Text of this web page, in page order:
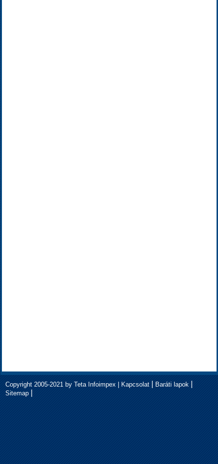
Copyright 2005-2021 by Teta Infoimpex | Kapcsolat| Baráti lapok|
Sitemap|